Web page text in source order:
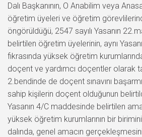
Dalı Başkanının, O Anabilim veya
öğretim üyeleri ve öğretim
öngörüldüğü, 2547 sayılı Yasanın
belirtilen öğretim üyelerinin, aynı
fıkrasında yüksek öğretim
doçent ve yardımcı doçentler olarak
2.bendinde de doçent sınavını
sahip kişilerin doçent olduğunun
Yasanın 4/C maddesinde belirtilen
yüksek öğretim kurumlarının bir
dalında, genel amacın